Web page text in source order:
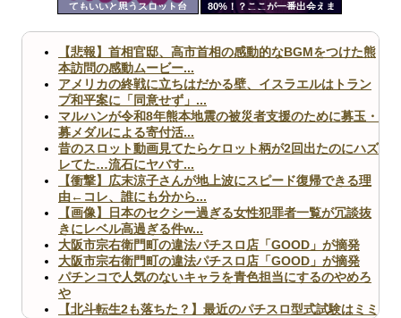
てもいいと思うスロット台
80%！？ここが一番出会えま
ツー
【悲報】首相官邸、高市首相の感動的なBGMをつけた熊
本訪問の感動ムービー...
アメリカの終戦に立ちはだかる壁、イスラエルはトラン
プ和平案に「同意せず」...
マルハンが令和8年熊本地震の被災者支援のために募玉・
募メダルによる寄付活...
昔のスロット動画見てたらケロット柄が2回出たのにハズ
レてた…流石にヤバす...
【衝撃】広末涼子さんが地上波にスピード復帰できる理
由←コレ、誰にも分から...
【画像】日本のセクシー過ぎる女性犯罪者一覧が冗談抜
きにレベル高過ぎる件w...
大阪市宗右衛門町の違法パチスロ店「GOOD」が摘発
大阪市宗右衛門町の違法パチスロ店「GOOD」が摘発
パチンコで人気のないキャラを青色担当にするのやめろ
や
【北斗転生2も落ちた？】最近のパチスロ型式試験はミミ